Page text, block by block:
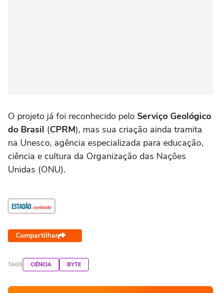
O projeto já foi reconhecido pelo Serviço Geológico
do Brasil (CPRM), mas sua criação ainda tramita
na Unesco, agência especializada para educação,
ciência e cultura da Organização das Nações
Unidas (ONU).
Compartilhar
TAGS CIÊNCIA BYTE